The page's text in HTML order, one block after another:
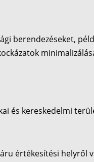
berendezéseket,
és kereskedelmi
értékesítési helyről